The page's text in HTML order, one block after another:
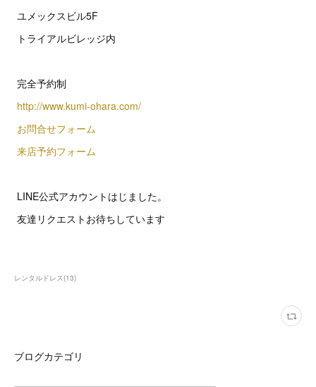
ユメックスビル5F
トライアルビレッジ内
完全予約制
http://www.kumi-ohara.com/
お問合せフォーム
来店予約フォーム
LINE公式アカウントはじました。
友達リクエストお待ちしています
レンタルドレス(13)
ブログカテゴリ